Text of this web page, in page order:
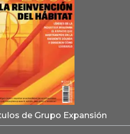
de Grupo Expansión